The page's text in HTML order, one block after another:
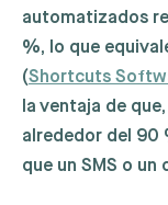
automatizados
%, lo que
(Shortcuts
la ventaja de
alrededor del 90
que un SMS o